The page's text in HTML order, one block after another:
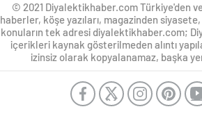
© 2021 Diyalektikhaber.com Türkiye'den
haberler, köşe yazıları, magazinden
konuların tek adresi diyalektikhaber.com;
içerikleri kaynak gösterilmeden alıntı
izinsiz olarak kopyalanamaz, başka